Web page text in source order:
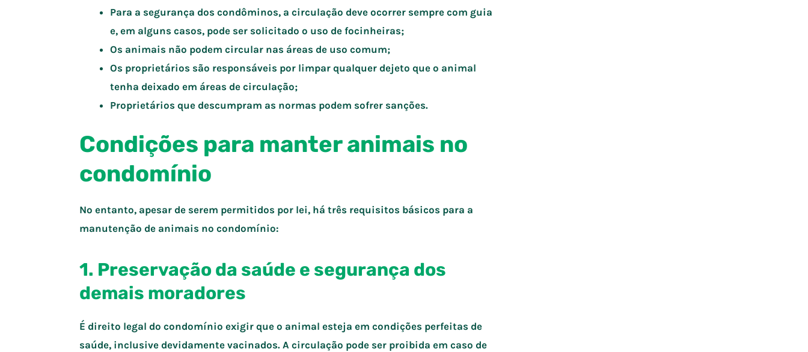
Para a segurança dos condôminos, a circulação deve ocorrer sempre com guia
e, em alguns casos, pode ser solicitado o uso de focinheiras;
Os animais não podem circular nas áreas de uso comum;
Os proprietários são responsáveis por limpar qualquer dejeto que o animal
tenha deixado em áreas de circulação;
Proprietários que descumpram as normas podem sofrer sanções.
Condições para manter animais no
condomínio
No entanto, apesar de serem permitidos por lei, há três requisitos básicos para a
manutenção de animais no condomínio:
1. Preservação da saúde e segurança dos
demais moradores
É direito legal do condomínio exigir que o animal esteja em condições perfeitas de
saúde, inclusive devidamente vacinados. A circulação pode ser proibida em caso de